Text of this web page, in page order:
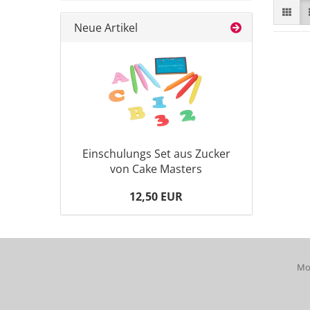
Neue Artikel
Einschulungs Set aus Zucker
von Cake Masters
12,50 EUR